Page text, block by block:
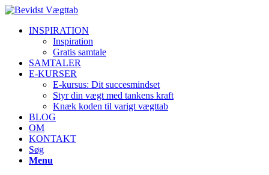
INSPIRATION
Inspiration
Gratis samtale
SAMTALER
E-KURSER
E-kursus: Dit succesmindset
Styr din vægt med tankens kraft
Knæk koden til varigt vægttab
BLOG
OM
KONTAKT
Søg
Menu